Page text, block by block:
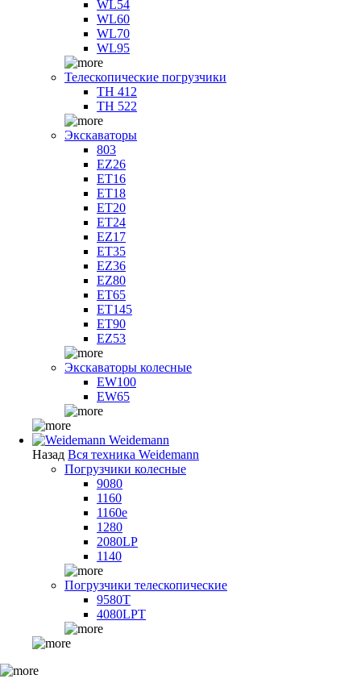
WL54
WL60
WL70
WL95
Телескопические погрузчики
TH 412
TH 522
Экскаваторы
803
EZ26
ET16
ET18
ET20
ET24
EZ17
ET35
EZ36
EZ80
ET65
ET145
ET90
EZ53
Экскаваторы колесные
EW100
EW65
Weidemann
Назад Вся техника Weidemann
Погрузчики колесные
9080
1160
1160e
1280
2080LP
1140
Погрузчики телескопические
9580T
4080LPT